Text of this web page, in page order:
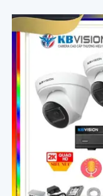
năng phát hiện
tuyệt đối cho khu vực